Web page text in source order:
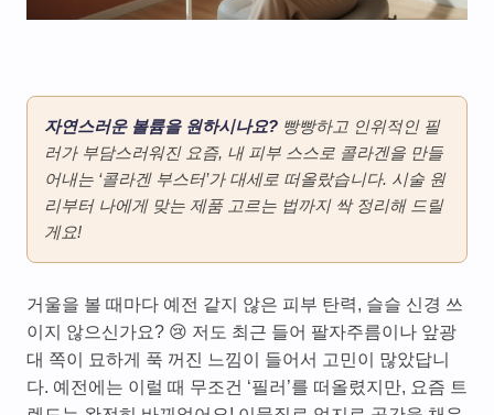
자연스러운 볼륨을 원하시나요? 빵빵하고 인위적인 필
러가 부담스러워진 요즘, 내 피부 스스로 콜라겐을 만들
어내는 ‘콜라겐 부스터’가 대세로 떠올랐습니다. 시술 원
리부터 나에게 맞는 제품 고르는 법까지 싹 정리해 드릴
게요!
거울을 볼 때마다 예전 같지 않은 피부 탄력, 슬슬 신경 쓰
이지 않으신가요? 😢 저도 최근 들어 팔자주름이나 앞광
대 쪽이 묘하게 푹 꺼진 느낌이 들어서 고민이 많았답니
다. 예전에는 이럴 때 무조건 ‘필러’를 떠올렸지만, 요즘 트